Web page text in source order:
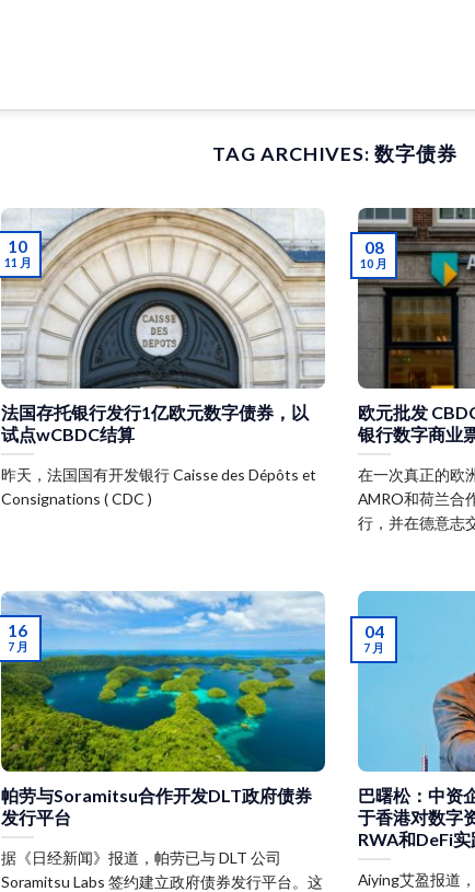
TAG ARCHIVES: 数字债券
法国存托银行发行1亿欧元数字债券，以
试点wCBDC结算
昨天，法国国有开发银行 Caisse des Dépôts et
Consignations ( CDC )
10
11 月
欧元批发
银行数字商业
在一次真正的欧
AMRO和荷兰合
行，并在德意志
08
10 月
帕劳与Soramitsu合作开发DLT政府债券
发行平台
据《日经新闻》报道，帕劳已与 DLT 公司
Soramitsu Labs 签约建立政府债券发行平台。这
16
7 月
巴曙松：中资
于香港对数字
RWA和DeFi实
Aiying艾盈报道
04
7 月